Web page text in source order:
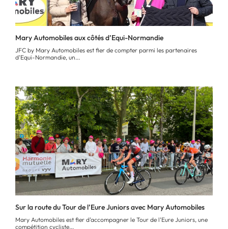
Mary Automobiles aux côtés d’Equi-Normandie
JFC by Mary Automobiles est fier de compter parmi les partenaires
d’Equi-Normandie, un...
Sur la route du Tour de l’Eure Juniors avec Mary Automobiles
Mary Automobiles est fier d’accompagner le Tour de l’Eure Juniors, une
compétition cycliste...